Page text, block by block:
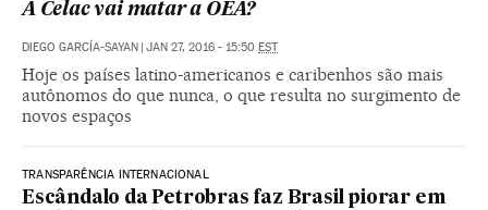
A Celac vai matar a OEA?
DIEGO GARCÍA-SAYAN | JAN 27, 2016 - 15:50 EST
Hoje os países latino-americanos e caribenhos são mais
autônomos do que nunca, o que resulta no surgimento de
novos espaços
TRANSPARÊNCIA INTERNACIONAL
Escândalo da Petrobras faz Brasil piorar em